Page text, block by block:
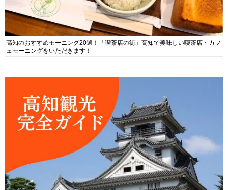
高知のおすすめモーニング20選！「喫茶店の街」高知で美味しい喫茶店・カフ
ェモーニングをいただきます！